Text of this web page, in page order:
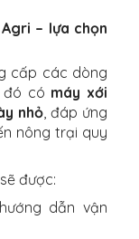
– lựa chọn
cấp các dòng
đó có máy xới
nhỏ , đáp ứng
nông trại quy
sẽ được:
hướng dẫn vận